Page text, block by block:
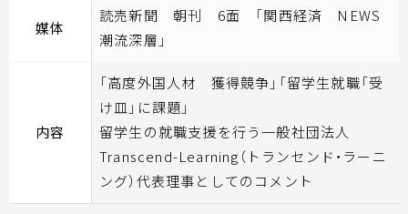
媒体
読売新聞 朝刊 6面 「関西経済 NEWS
潮流深層」
内容
「高度外国人材 獲得競争」「留学生就職「受
け皿」に課題」
留学生の就職支援を行う一般社団法人
Transcend-Learning（トランセンド・ラーニ
ング）代表理事としてのコメント